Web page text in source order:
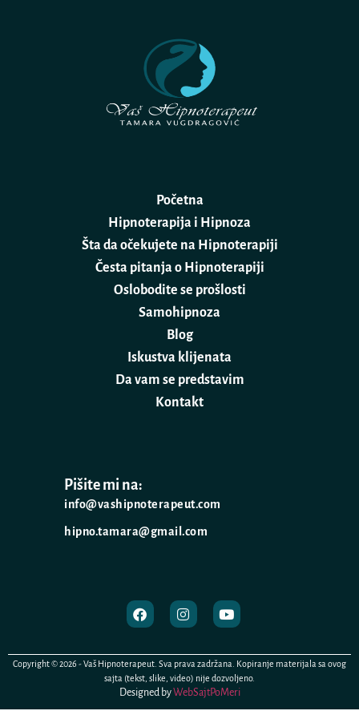
Početna
Hipnoterapija i Hipnoza
Šta da očekujete na Hipnoterapiji
Česta pitanja o Hipnoterapiji
Oslobodite se prošlosti
Samohipnoza
Blog
Iskustva klijenata
Da vam se predstavim
Kontakt
Pišite mi na:
info@vashipnoterapeut.com
hipno.tamara@gmail.com
Copyright © 2026 - Vaš Hipnoterapeut. Sva prava zadržana. Kopiranje materijala sa ovog
sajta (tekst, slike, video) nije dozvoljeno.
Designed byWebSajtPoMeri